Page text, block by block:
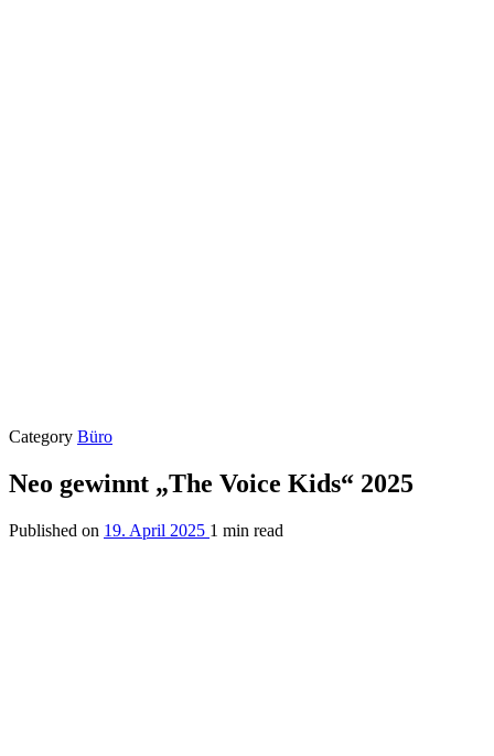
Category Büro
Neo gewinnt „The Voice Kids“ 2025
Published on 19. April 2025 1 min read